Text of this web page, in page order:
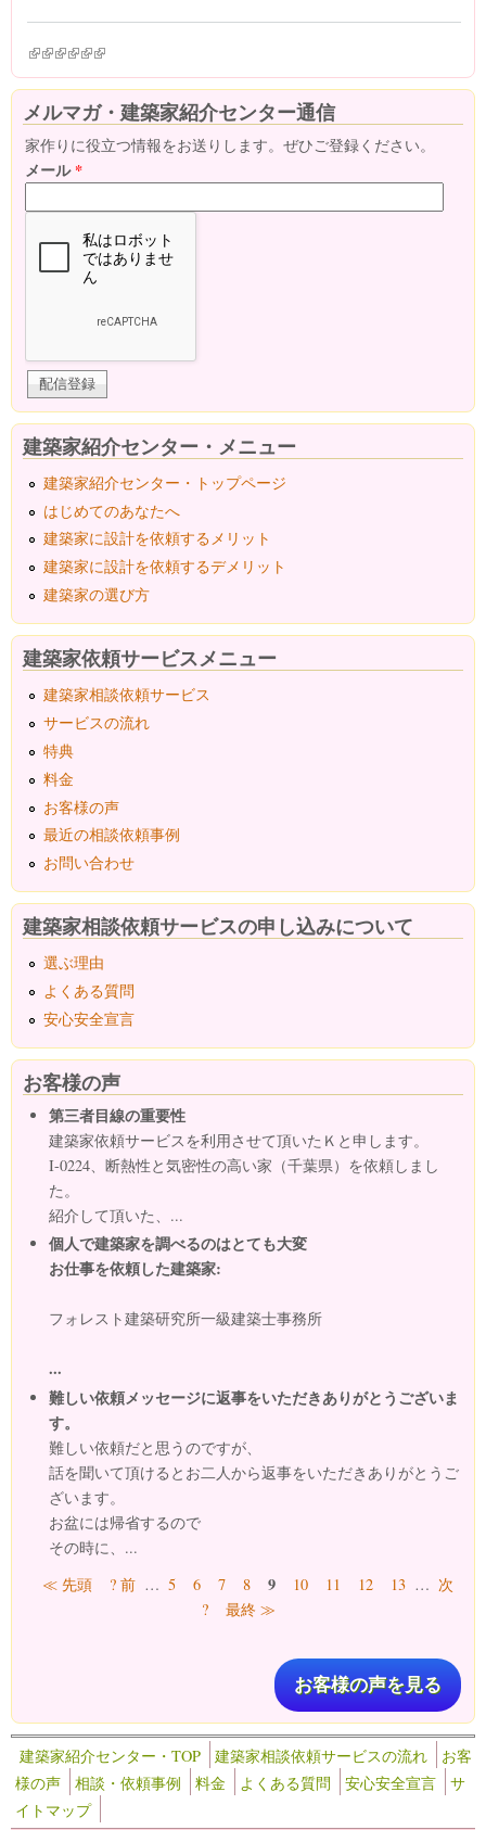
(link is external)
(link is external)
(link is external)
(link is external)
(link is external)
(link is external)
メルマガ・建築家紹介センター通信
家作りに役立つ情報をお送りします。ぜひご登録ください。
メール*
建築家紹介センター・メニュー
建築家紹介センター・トップページ
はじめてのあなたへ
建築家に設計を依頼するメリット
建築家に設計を依頼するデメリット
建築家の選び方
建築家依頼サービスメニュー
建築家相談依頼サービス
サービスの流れ
特典
料金
お客様の声
最近の相談依頼事例
お問い合わせ
建築家相談依頼サービスの申し込みについて
選ぶ理由
よくある質問
安心安全宣言
お客様の声
第三者目線の重要性
建築家依頼サービスを利用させて頂いたＫと申します。
I-0224、断熱性と気密性の高い家（千葉県）を依頼しまし
た。
紹介して頂いた、...
個人で建築家を調べるのはとても大変
お仕事を依頼した建築家:
フォレスト建築研究所一級建築士事務所
...
難しい依頼メッセージに返事をいただきありがとうございま
す。
難しい依頼だと思うのですが、
話を聞いて頂けるとお二人から返事をいただきありがとうご
ざいます。
お盆には帰省するので
その時に、...
ページ
≪ 先頭 ? 前 … 5 6 7 8 9 10 11 12 13 … 次
?
最終 ≫
お客様の声を見る
建築家紹介センター・TOP 建築家相談依頼サービスの流れ
お客
様の声
相談・依頼事例 料金 よくある質問 安心安全宣言
サ
イトマップ